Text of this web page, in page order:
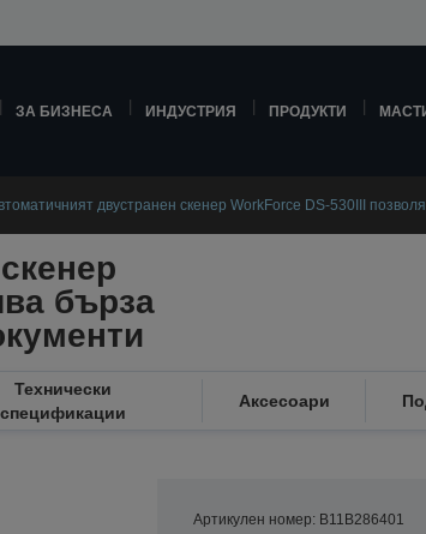
ЗА БИЗНЕСА ИНДУСТРИЯ ПРОДУКТИ
двустранен скенер WorkForce DS-530III
бърза
Технически
спецификации
Аксесоари
Артикулен номер: B11B286401